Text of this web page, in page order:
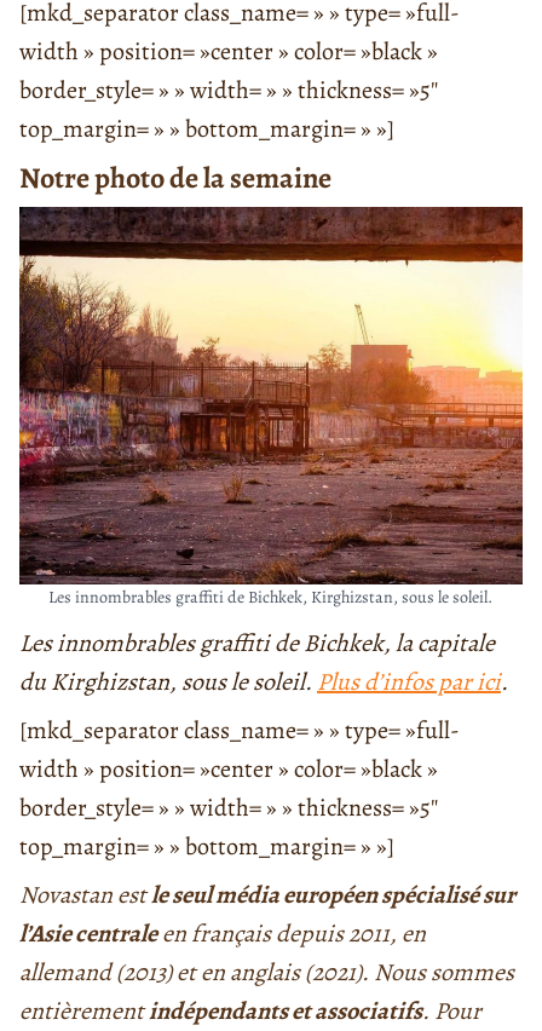
[mkd_separator class_name= » » type= »full-
width » position= »center » color= »black »
border_style= » » width= » » thickness= »5″
top_margin= » » bottom_margin= » »]
Notre photo de la semaine
Les innombrables graffiti de Bichkek, Kirghizstan, sous le soleil.
Les innombrables graffiti de Bichkek, la capitale
du Kirghizstan, sous le soleil. Plus d’infos par ici.
[mkd_separator class_name= » » type= »full-
width » position= »center » color= »black »
border_style= » » width= » » thickness= »5″
top_margin= » » bottom_margin= » »]
Novastan estle seul média européen spécialisé sur
l’Asie centraleen français depuis 2011, en
allemand (2013) et en anglais (2021). Nous sommes
entièrementindépendants et associatifs. Pour